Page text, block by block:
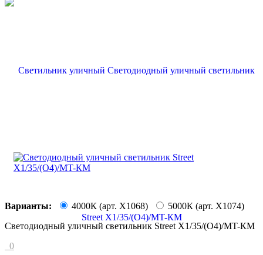
Варианты: 4000К (арт. X1068)
5000К (арт. X1074)
Светодиодный уличный светильник Street X1/35/(O4)/MT-КМ
0